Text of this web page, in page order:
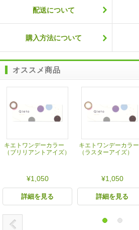
配送について
購入方法について
オススメ商品
キエトワンデーカラー
（ブリリアントアイズ）
¥1,050
詳細を見る
キエトワンデーカラー
（ラスターアイズ）
¥1,050
詳細を見る